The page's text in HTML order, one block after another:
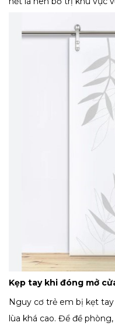
Kẹp tay khi đóng mở
Nguy cơ trẻ em bị kẹt
lùa khá cao. Để đề